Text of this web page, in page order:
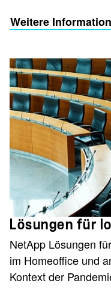
Weitere
Lösungen für
NetApp Lösungen
im Homeoffice und
Kontext der